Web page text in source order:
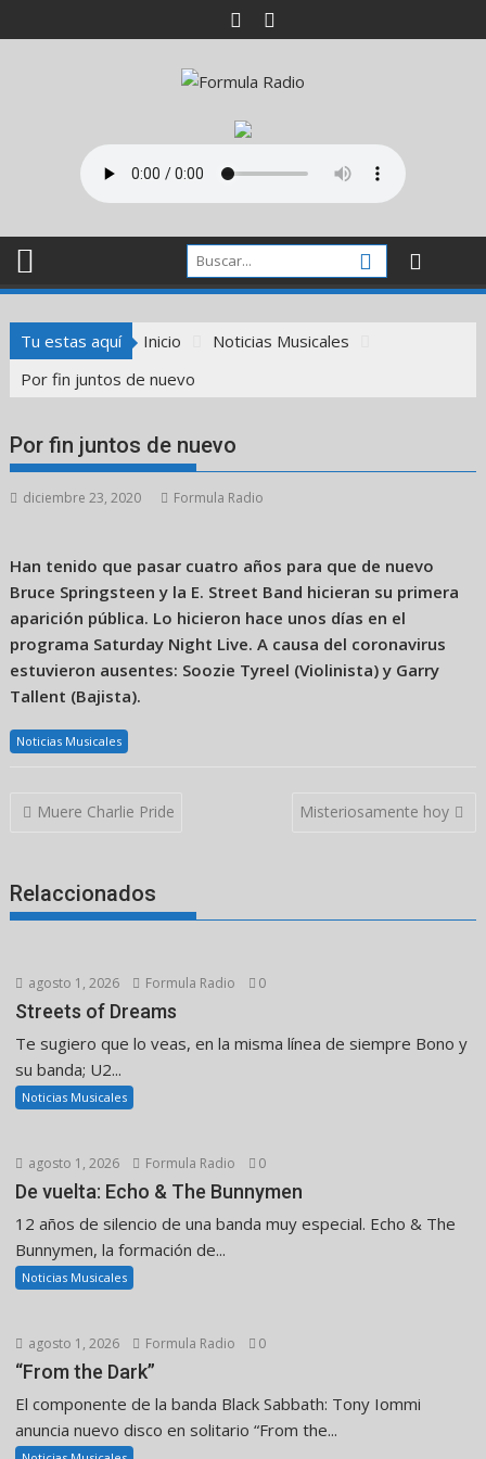
al
Tu estas aquí Inicio
Noticias Musicales
Por fin juntos de nuevo
Por fin juntos de nuevo
diciembre 23, 2020 Formula Radio
Han tenido que pasar cuatro años para que de nuevo
Bruce Springsteen y la E. Street Band hicieran su primera
aparición pública. Lo hicieron hace unos días en el
programa Saturday Night Live. A causa del coronavirus
estuvieron ausentes: Soozie Tyreel (Violinista) y Garry
Tallent (Bajista).
Noticias Musicales
Navegación
Muere Charlie Pride Misteriosamente hoy
Relaccionados
agosto 1, 2026 Formula Radio 0
Streets of Dreams
Te sugiero que lo veas, en la misma línea de siempre Bono y
su banda; U2...
Noticias Musicales
agosto 1, 2026 Formula Radio 0
De vuelta: Echo & The Bunnymen
12 años de silencio de una banda muy especial. Echo & The
Bunnymen, la formación de...
Noticias Musicales
agosto 1, 2026 Formula Radio 0
“From the Dark”
El componente de la banda Black Sabbath: Tony Iommi
anuncia nuevo disco en solitario “From the...